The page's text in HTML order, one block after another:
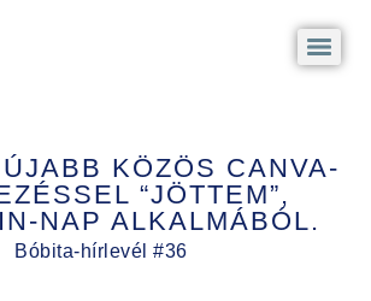
KÖZÖS CANVA-
“JÖTTEM”,
NAP ALKALMÁBÓL.
Bóbita-hírlevél #36